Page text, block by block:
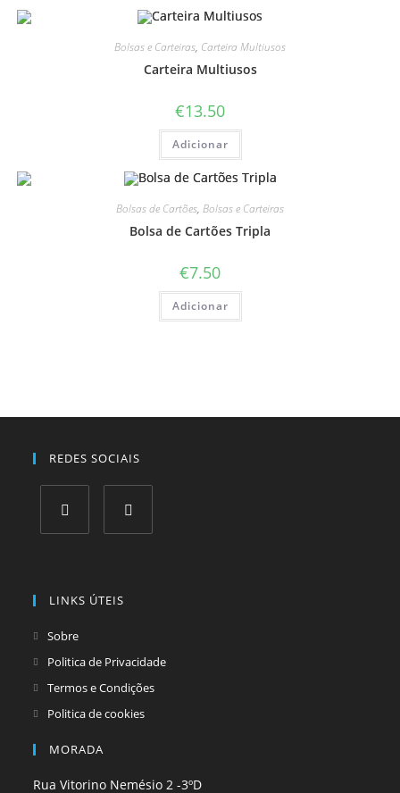
Bolsas e Carteiras, Carteira Multiusos
Carteira Multiusos
€13.50
Adicionar
Bolsas de Cartões, Bolsas e Carteiras
Bolsa de Cartões Tripla
€7.50
Adicionar
REDES SOCIAIS
tab
LINKS ÚTEIS
Sobre
Politica de Privacidade
Termos e Condições
Politica de cookies
MORADA
Rua Vitorino Nemésio 2 -3ºD